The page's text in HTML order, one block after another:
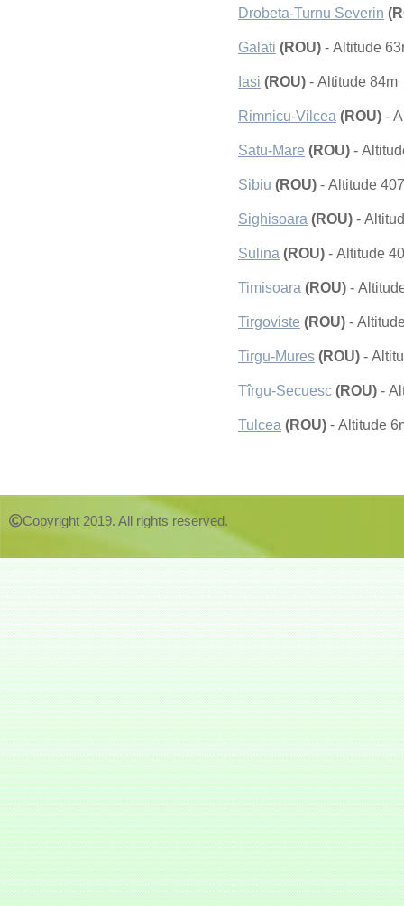
Drobeta-Turnu Severin
Galati (ROU) - Altitude
Iasi (ROU) - Altitude 84m
Rimnicu-Vilcea (ROU) -
Satu-Mare (ROU) -
Sibiu (ROU) - Altitude
Sighisoara (ROU) -
Sulina (ROU) - Altitude
Timisoara (ROU) -
Tirgoviste (ROU) -
Tirgu-Mures (ROU) -
Tîrgu-Secuesc (ROU) -
Tulcea (ROU) - Altitude
Copyright 2019. All rights reserved.